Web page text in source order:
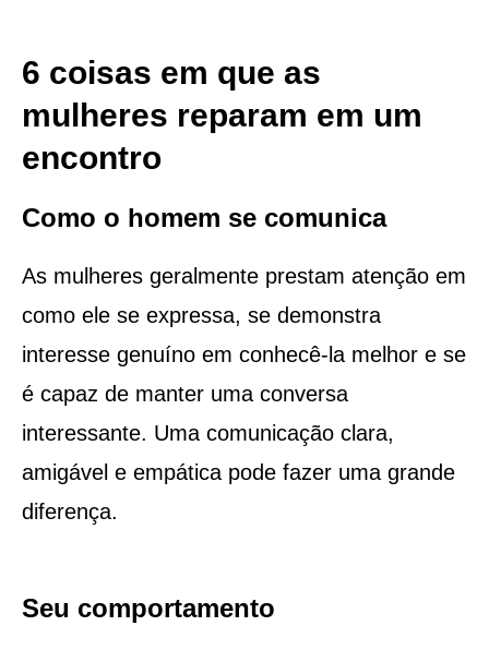
6 coisas em que as
mulheres reparam em um
encontro
Como o homem se comunica
As mulheres geralmente prestam atenção em
como ele se expressa, se demonstra
interesse genuíno em conhecê-la melhor e se
é capaz de manter uma conversa
interessante. Uma comunicação clara,
amigável e empática pode fazer uma grande
diferença.
Seu comportamento